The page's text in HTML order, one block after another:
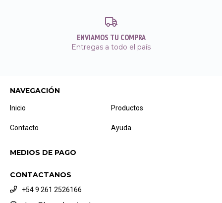
ENVIAMOS TU COMPRA
Entregas a todo el país
NAVEGACIÓN
Inicio Productos
Contacto Ayuda
MEDIOS DE PAGO
CONTACTANOS
+54 9 261 2526166